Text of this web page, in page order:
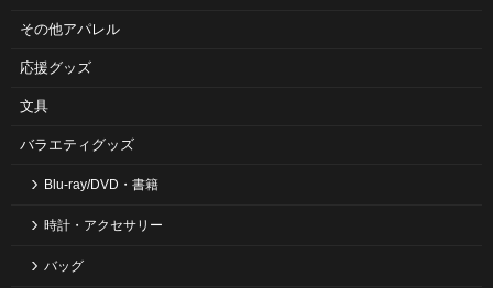
その他アパレル
応援グッズ
文具
バラエティグッズ
Blu-ray/DVD・書籍
時計・アクセサリー
バッグ